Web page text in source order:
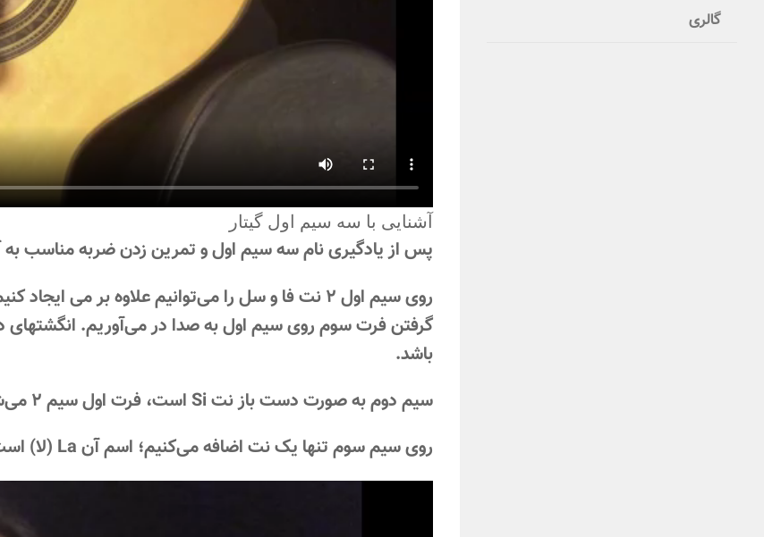
آشنایی با سه سیم اول گیتار
پس از یادگیری نام سه سیم اول و تمرین زدن ضربه مناسب به
روی سیم اول ۲ نت فا و سل را می‌توانیم علاوه بر می
گرفتن فرت سوم روی سیم اول به صدا در می‌آوریم. انگشتهای
باشد.
سیم دوم به صورت دست باز نت Si است، فرت اول سیم ۲ می‌شود نت Do و فرت سوم نت Re.
روی سیم سوم تنها یک نت اضافه می‌کنیم؛ اسم آن La (لا) است.
گالری